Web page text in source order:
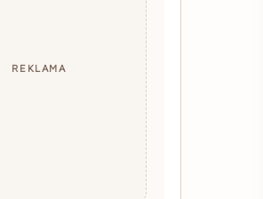
REKLAMA